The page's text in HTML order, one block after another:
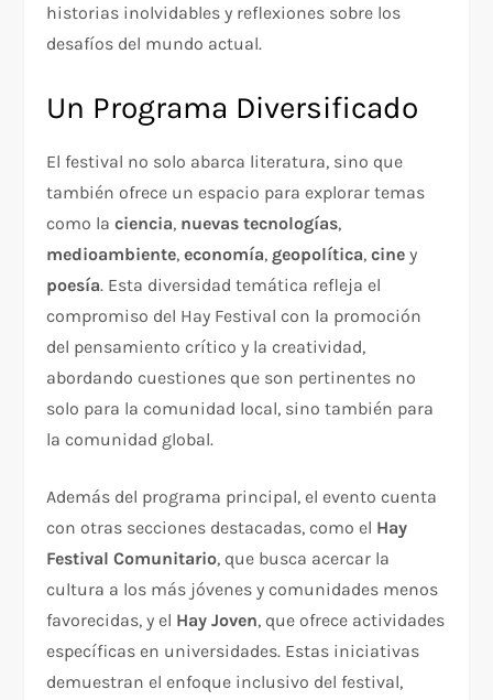
historias inolvidables y reflexiones sobre los
desafíos del mundo actual.
Un Programa Diversificado
El festival no solo abarca literatura, sino que
también ofrece un espacio para explorar temas
como laciencia, nuevas tecnologías,
medioambiente,economía, geopolítica,cine y
poesía. Esta diversidad temática refleja el
compromiso del Hay Festival con la promoción
del pensamiento crítico y la creatividad,
abordando cuestiones que son pertinentes no
solo para la comunidad local, sino también para
la comunidad global.
Además del programa principal, el evento cuenta
con otras secciones destacadas, como el Hay
Festival Comunitario, que busca acercar la
cultura a los más jóvenes y comunidades menos
favorecidas, y el Hay Joven, que ofrece actividades
específicas en universidades. Estas iniciativas
demuestran el enfoque inclusivo del festival,